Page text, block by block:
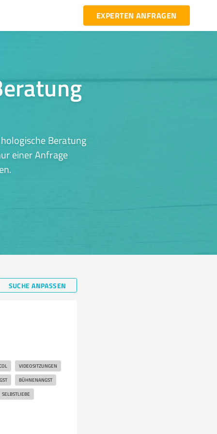
EXPERTEN ANFRAGEN
Beratung
einer Anfrage
SUCHE ANPASSEN
VIDEOSITZUNGEN
BÜHNENANGST
SELBSTLIEBE